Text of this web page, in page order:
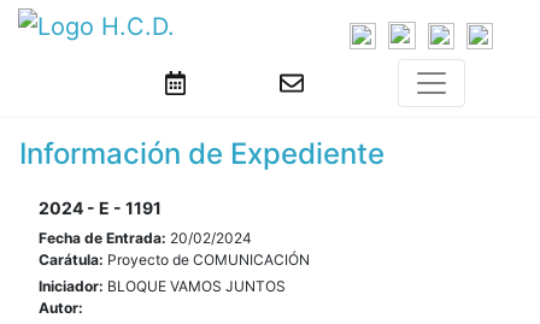
Información de Expediente
2024 - E - 1191
Fecha de Entrada: 20/02/2024
Carátula: Proyecto de COMUNICACIÓN
Iniciador: BLOQUE VAMOS JUNTOS
Autor: